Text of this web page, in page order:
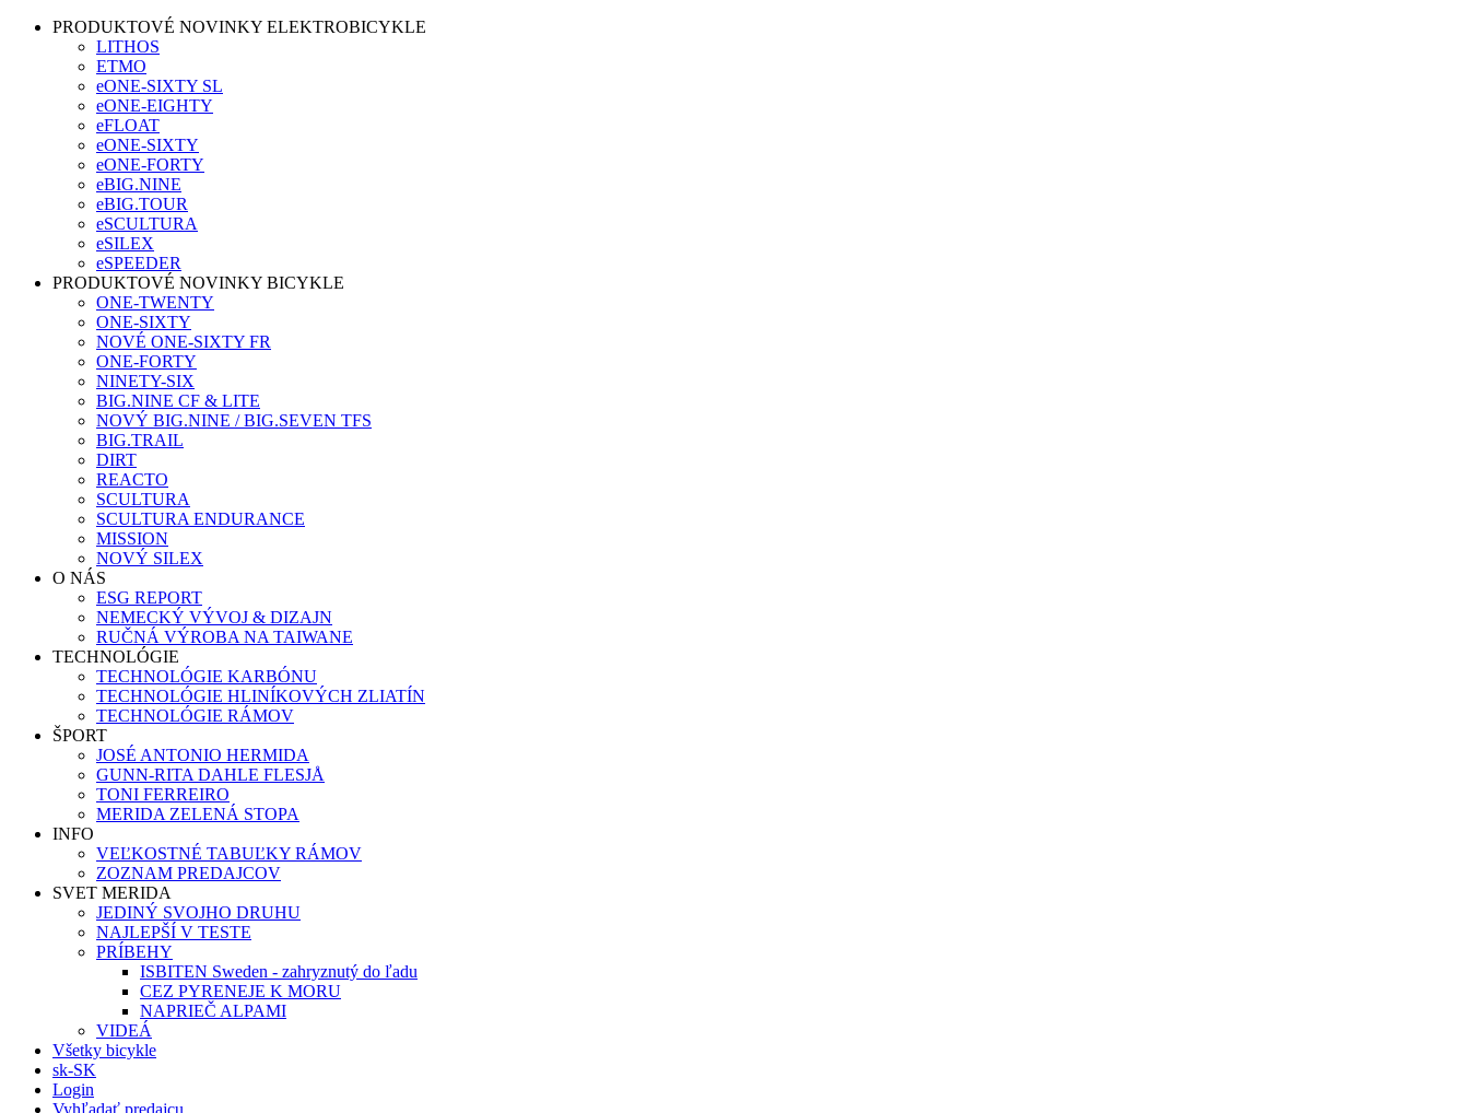
PRODUKTOVÉ NOVINKY ELEKTROBICYKLE
LITHOS
ETMO
eONE-SIXTY SL
eONE-EIGHTY
eFLOAT
eONE-SIXTY
eONE-FORTY
eBIG.NINE
eBIG.TOUR
eSCULTURA
eSILEX
eSPEEDER
PRODUKTOVÉ NOVINKY BICYKLE
ONE-TWENTY
ONE-SIXTY
NOVÉ ONE-SIXTY FR
ONE-FORTY
NINETY-SIX
BIG.NINE CF & LITE
NOVÝ BIG.NINE / BIG.SEVEN TFS
BIG.TRAIL
DIRT
REACTO
SCULTURA
SCULTURA ENDURANCE
MISSION
NOVÝ SILEX
O NÁS
ESG REPORT
NEMECKÝ VÝVOJ & DIZAJN
RUČNÁ VÝROBA NA TAIWANE
TECHNOLÓGIE
TECHNOLÓGIE KARBÓNU
TECHNOLÓGIE HLINÍKOVÝCH ZLIATÍN
TECHNOLÓGIE RÁMOV
ŠPORT
JOSÉ ANTONIO HERMIDA
GUNN-RITA DAHLE FLESJÅ
TONI FERREIRO
MERIDA ZELENÁ STOPA
INFO
VEĽKOSTNÉ TABUĽKY RÁMOV
ZOZNAM PREDAJCOV
SVET MERIDA
JEDINÝ SVOJHO DRUHU
NAJLEPŠÍ V TESTE
PRÍBEHY
ISBITEN Sweden - zahryznutý do ľadu
CEZ PYRENEJE K MORU
NAPRIEČ ALPAMI
VIDEÁ
Všetky bicykle
sk-SK
Login
Vyhľadať predajcu